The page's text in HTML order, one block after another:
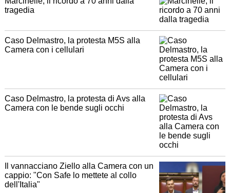
tragedia
Caso Delmastro, la protesta M5S alla
Camera con i cellulari
Caso Delmastro, la protesta di Avs alla
Camera con le bende sugli occhi
Il vannacciano Ziello alla Camera con un
cappio: "Con Safe lo mettete al collo
dell'Italia"